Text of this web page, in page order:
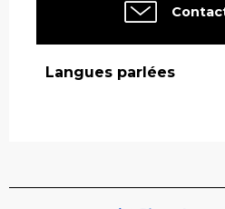
Langues parlées
Langues parlées